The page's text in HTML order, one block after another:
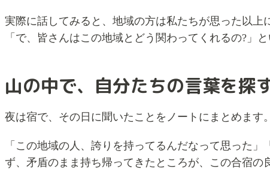
実際に話してみると、地域の方は私たちが思った以上
「で、皆さんはこの地域とどう関わってくれるの?」
山の中で、自分たちの言葉を探
夜は宿で、その日に聞いたことをノートにまとめます。
「この地域の人、誇りを持ってるんだなって思った
ず、矛盾のまま持ち帰ってきたところが、この合宿の